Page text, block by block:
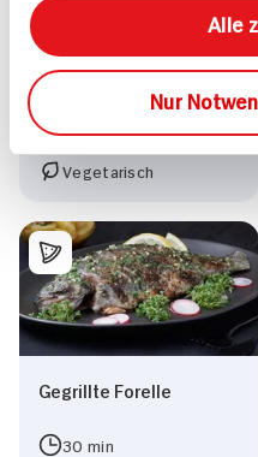
Alle
Nur
Valess Gouda Schnitzel
Caprese
15 min
1.127 kcal p. Portion
Leicht
Vegetarisch
Gegrillte Forelle
30 min